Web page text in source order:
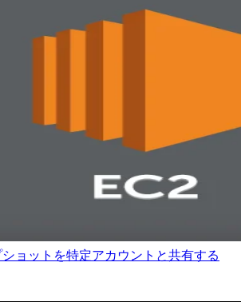
ョットを特定アカウントと共有する